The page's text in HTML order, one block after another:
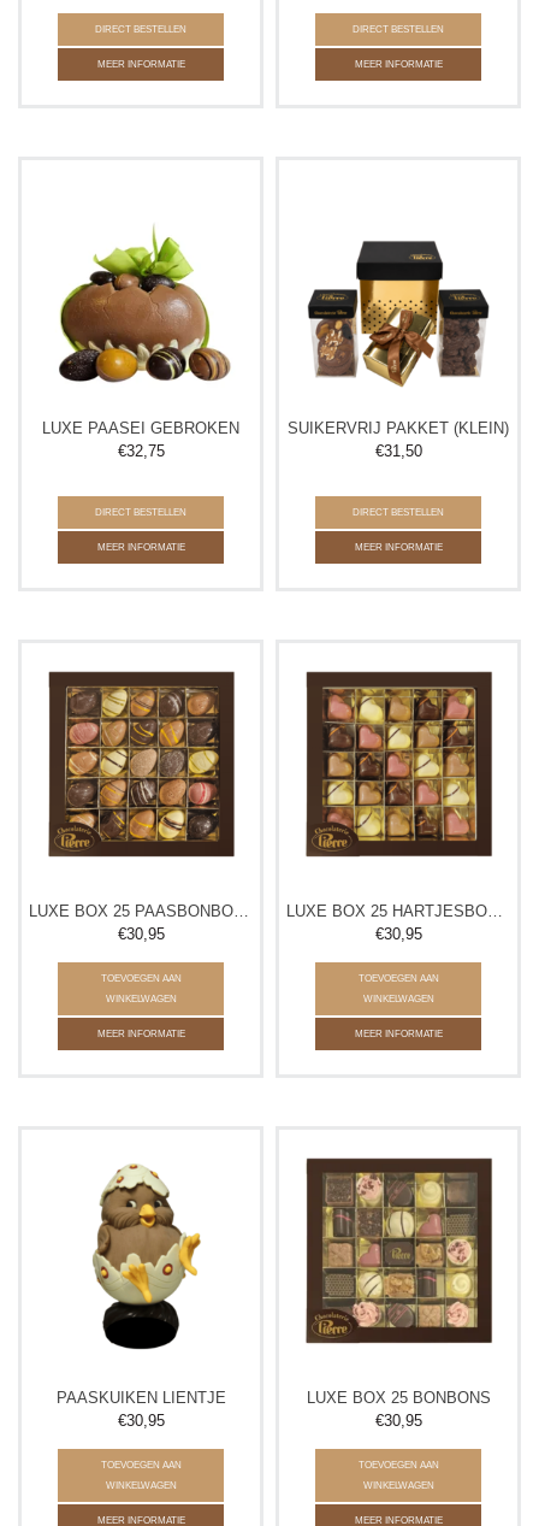
DIRECT BESTELLEN
MEER INFORMATIE
DIRECT BESTELLEN
MEER INFORMATIE
LUXE PAASEI GEBROKEN
€32,75
DIRECT BESTELLEN
MEER INFORMATIE
SUIKERVRIJ PAKKET (KLEIN)
€31,50
DIRECT BESTELLEN
MEER INFORMATIE
€30,95
TOEVOEGEN AAN
WINKELWAGEN
MEER INFORMATIE
€30,95
TOEVOEGEN AAN
WINKELWAGEN
MEER INFORMATIE
PAASKUIKEN LIENTJE
€30,95
TOEVOEGEN AAN
WINKELWAGEN
MEER INFORMATIE
LUXE BOX 25 BONBONS
€30,95
TOEVOEGEN AAN
WINKELWAGEN
MEER INFORMATIE